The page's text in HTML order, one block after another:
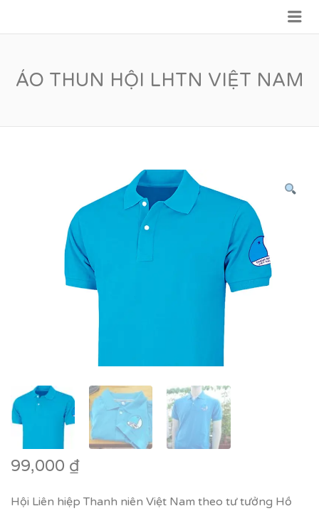
ÁO THUN HỘI LHTN VIỆT NAM
99,000 ₫
Hội Liên hiệp Thanh niên Việt Nam theo tư tưởng Hồ